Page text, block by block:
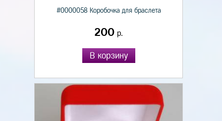
#0000058 Коробочка для браслета
200р.
В корзину